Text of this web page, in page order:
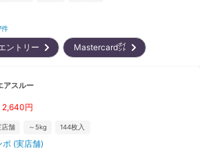
件
ントリー Mastercard㌽
アスルー
2,640円
店舗 ～5kg 144枚入
ポ (実店舗)